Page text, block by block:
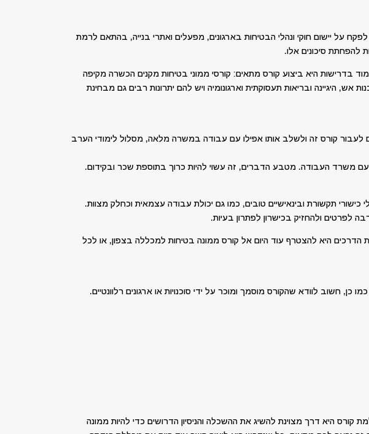
על יישום חוקי ונהלי הבטיחות בארגונים, מפעלים ואתרי בנייה, בהתאם לרמת
להפחתת סיכונים אלו.
בדרישות היא ביצוע קורס מתאים: קורסי ממוני בטיחות מקנים הכשרה מקיפה
אש, היגיינה ובריאות תעסוקתית וארגונומיה ויש להם יתרונות רבים גם מבחינת
קורס זה ולשלב אותו אפילו עם עבודה במשרה מלאה, מסלול לימודי הערב
משרד העבודה. מטבע הדברים, זה עשוי להיות כרוך בתוספת שכר ובקידום.
תקשורת ובינאישיים טובים, כמו גם יכולת עבודה עצמאית וכחלק מצוות.
לפרטים ולהחזיק בכישרון לפתרון בעיות.
הדרכים היא להצטרף עוד היום אל קורס ממונה בטיחות למכללה בצפון, או לכל
חשוב לוודא שהקורס מוסמך ומוכר על ידי סוכנויות או ארגונים רלוונטיים.
היא דרך מצוינת להשיג את ההשכלה והניסיון הדרושים כדי להיות ממונה